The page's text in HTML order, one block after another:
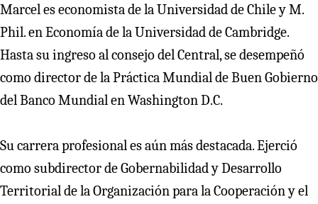
Marcel es economista de la Universidad de Chile y M.
Phil. en Economía de la Universidad de Cambridge.
Hasta su ingreso al consejo del Central, se desempeñó
como director de la Práctica Mundial de Buen Gobierno
del Banco Mundial en Washington D.C.
Su carrera profesional es aún más destacada. Ejerció
como subdirector de Gobernabilidad y Desarrollo
Territorial de la Organización para la Cooperación y el